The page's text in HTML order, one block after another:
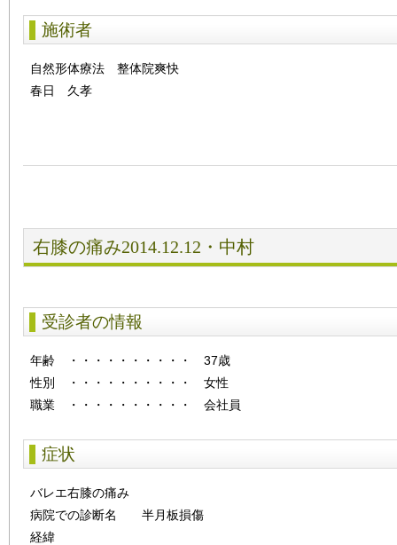
施術者
自然形体療法 整体院爽快
春日 久孝
右膝の痛み2014.12.12・中村
受診者の情報
年齢 ・・・・・・・・・・
37歳
性別
・・・・・・・・・・
女性
職業 ・・・・・・・・・・ 会社員
症状
バレエ右膝の痛み
病院での診断名 半月板損傷
経緯